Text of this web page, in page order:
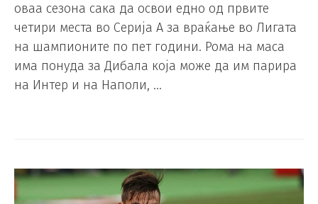
оваа сезона сака да освои едно од првите
четири места во Серија А за враќање во Лигата
на шампионите по пет години. Рома на маса
има понуда за Дибала која може да им парира
на Интер и на Наполи, …